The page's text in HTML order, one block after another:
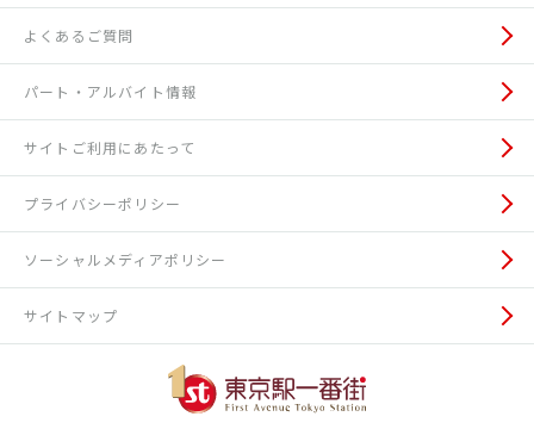
よくあるご質問
パート・アルバイト情報
サイトご利用にあたって
プライバシーポリシー
ソーシャルメディアポリシー
サイトマップ